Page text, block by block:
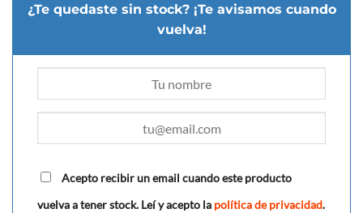
¿Te quedaste sin stock? ¡Te avisamos cuando
vuelva!
Acepto recibir un email cuando este producto
vuelva a tener stock. Leí y acepto la política de privacidad.